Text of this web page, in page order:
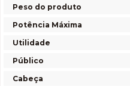
Peso do produto
Potência Máxima
Utilidade
Público
Cabeça